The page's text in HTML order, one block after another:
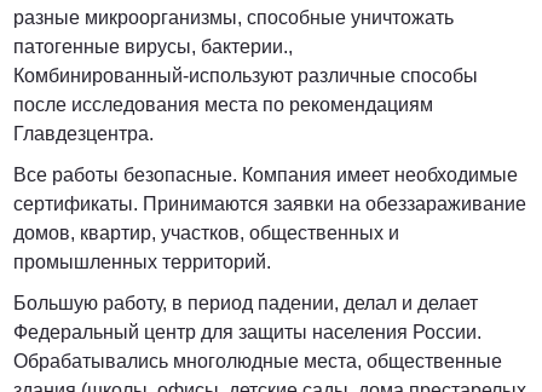
разные микроорганизмы, способные уничтожать
патогенные вирусы, бактерии.,
Комбинированный-используют различные способы
после исследования места по рекомендациям
Главдезцентра.
Все работы безопасные. Компания имеет необходимые
сертификаты. Принимаются заявки на обеззараживание
домов, квартир, участков, общественных и
промышленных территорий.
Большую работу, в период падении, делал и делает
Федеральный центр для защиты населения России.
Обрабатывались многолюдные места, общественные